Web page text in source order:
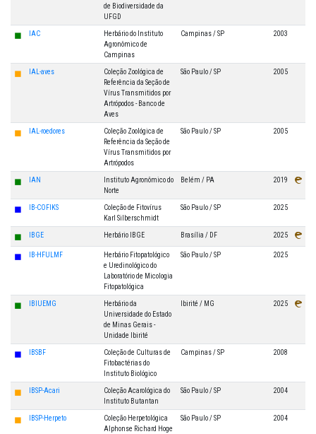
de Biodiversidade da
UFGD
◼ IAC
Herbário do Instituto
Agronômico de
Campinas
Campinas / SP 2003
◼ IAL-aves
Coleção Zoológica de
Referência da Seção de
Vírus Transmitidos por
Artrópodos - Banco de
Aves
São Paulo / SP 2005
◼ IAL-roedores
Coleção Zoológica de
Referência da Seção de
Vírus Transmitidos por
Artrópodos
São Paulo / SP 2005
◼ IAN
Instituto Agronômico do
Norte
Belém / PA 2019
◼ IB-COFIKS
Coleção de Fitovírus
Karl Silberschmidt
São Paulo / SP 2025
◼ IBGE Herbário IBGE Brasília / DF 2025
◼ IB-HFULMF
Herbário Fitopatológico
e Uredinológico do
Laboratório de Micologia
Fitopatológica
São Paulo / SP 2025
◼ IBIUEMG
Herbário da
Universidade do Estado
de Minas Gerais -
Unidade Ibirité
Ibirité / MG 2025
◼ IBSBF
Coleção de Culturas de
Fitobactérias do
Instituto Biológico
Campinas / SP 2008
◼ IBSP-Acari
Coleção Acarológica do
Instituto Butantan
São Paulo / SP 2004
◼ IBSP-Herpeto
Coleção Herpetológica
Alphonse Richard Hoge
São Paulo / SP 2004